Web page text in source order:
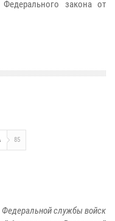
закона от
85
службы войск